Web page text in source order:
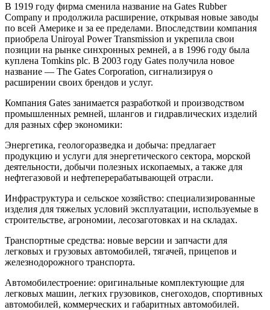
В 1919 году фирма сменила название на Gates Rubber
Company и продолжила расширение, открывая новые заводы
по всей Америке и за ее пределами. Впоследствии компания
приобрела Uniroyal Power Transmission и укрепила свои
позиции на рынке синхронных ремней, а в 1996 году была
куплена Tomkins plc. В 2003 году Gates получила новое
название — The Gates Corporation, сигнализируя о
расширении своих брендов и услуг.
Компания Gates занимается разработкой и производством
промышленных ремней, шлангов и гидравлических изделий
для разных сфер экономики:
Энергетика, геологоразведка и добыча: предлагает
продукцию и услуги для энергетического сектора, морской
деятельности, добычи полезных ископаемых, а также для
нефтегазовой и нефтеперерабатывающей отрасли.
Инфраструктура и сельское хозяйство: специализированные
изделия для тяжелых условий эксплуатации, используемые в
строительстве, агрономии, лесозаготовках и на складах.
Транспортные средства: новые версии и запчасти для
легковых и грузовых автомобилей, тягачей, прицепов и
железнодорожного транспорта.
Автомобилестроение: оригинальные комплектующие для
легковых машин, легких грузовиков, снегоходов, спортивных
автомобилей, коммерческих и габаритных автомобилей.